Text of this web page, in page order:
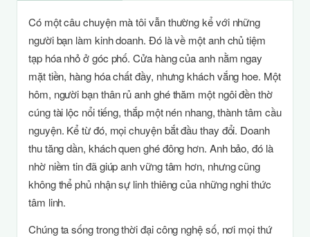
Có một câu chuyện mà tôi vẫn thường kể với những
người bạn làm kinh doanh. Đó là về một anh chủ tiệm
tạp hóa nhỏ ở góc phố. Cửa hàng của anh nằm ngay
mặt tiền, hàng hóa chất đầy, nhưng khách vắng hoe. Một
hôm, người bạn thân rủ anh ghé thăm một ngôi đền thờ
cúng tài lộc nổi tiếng, thắp một nén nhang, thành tâm cầu
nguyện. Kể từ đó, mọi chuyện bắt đầu thay đổi. Doanh
thu tăng dần, khách quen ghé đông hơn. Anh bảo, đó là
nhờ niềm tin đã giúp anh vững tâm hơn, nhưng cũng
không thể phủ nhận sự linh thiêng của những nghi thức
tâm linh.
Chúng ta sống trong thời đại công nghệ số, nơi mọi thứ